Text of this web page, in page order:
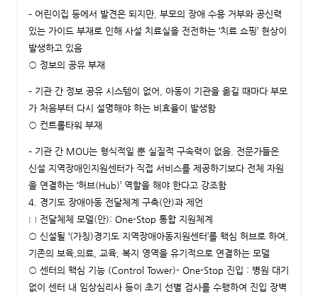
– 어린이집 등에서 발견은 되지만, 부모의 장애 수용 거부와 공신력
있는 가이드 부재로 인해 사설 치료실을 전전하는 ‘치료 쇼핑’ 현상이
발생하고 있음
○ 정보의 공유 부재
– 기관 간 정보 공유 시스템이 없어, 아동이 기관을 옮길 때마다 부모
가 처음부터 다시 설명해야 하는 비효율이 발생함
○ 컨트롤타워 부재
– 기관 간 MOU는 형식적일 뿐 실질적 구속력이 없음. 전문가들은
신설 지역장애인지원센터가 직접 서비스를 제공하기보다 전체 자원
을 연결하는 ‘허브(Hub)’ 역할을 해야 한다고 강조함
4. 경기도 장애아동 전달체계 구축(안)과 제언
□ 전달체체 모델(안): One-Stop 통합 지원체계
○ 신설될 ‘(가칭)경기도 지역장애아동지원센터’를 핵심 허브로 하여,
기존의 보육,의료, 교육, 복지 영역을 유기적으로 연결하는 모델
○ 센터의 핵심 기능 (Control Tower)- One-Stop 진입 : 병원 대기
없이 센터 내 임상심리사 등이 초기 선별 검사를 수행하여 진입 장벽